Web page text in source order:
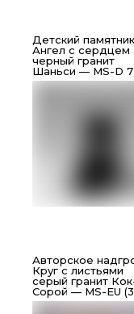
Детский памятник
Ангел с сердцем
черный гранит
Шаньси — MS-D 7
Авторское
Круг с листьями
серый гранит
Сорой — MS-EU